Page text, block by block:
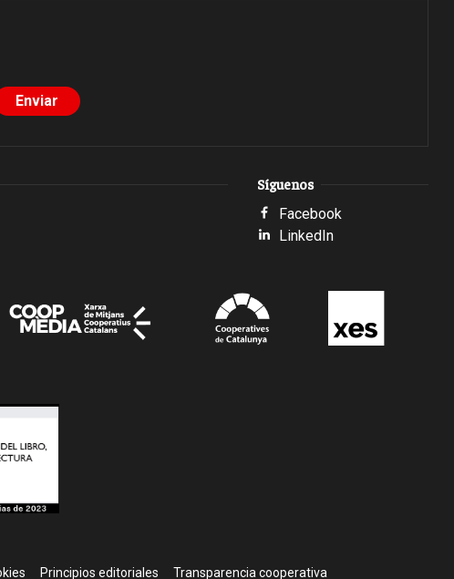
Síguenos
Facebook
LinkedIn
Principios editoriales Transparencia cooperativa